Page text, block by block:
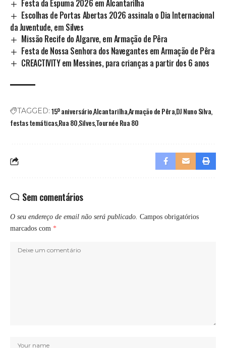
Festa da Espuma 2026 em Alcantarilha
Escolhas de Portas Abertas 2026 assinala o Dia Internacional
da Juventude, em Silves
Missão Recife do Algarve, em Armação de Pêra
Festa de Nossa Senhora dos Navegantes em Armação de Pêra
CREACTIVITY em Messines, para crianças a partir dos 6 anos
TAGGED: 15º aniversárioAlcantarilhaArmação de PêraDJ Nuno Silva
festas temáticasRua 80SilvesTournée Rua 80
Sem comentários
O seu endereço de email não será publicado. Campos obrigatórios
marcados com *